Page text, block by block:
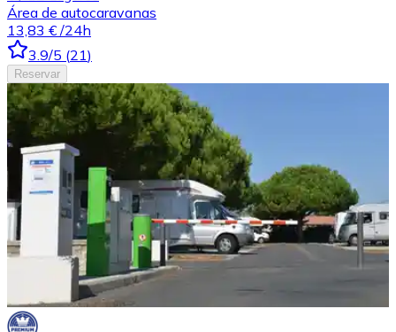
Área de autocaravanas
13,83 € /24h
3.9/5 (21)
Reservar